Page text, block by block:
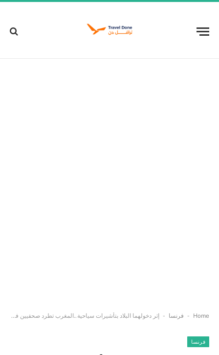
Home
- فرنسا - إثر دخولهما البلاد بتأشيرات سياحية..المغرب تطرد صحفيين فرنسيين
فرنسا